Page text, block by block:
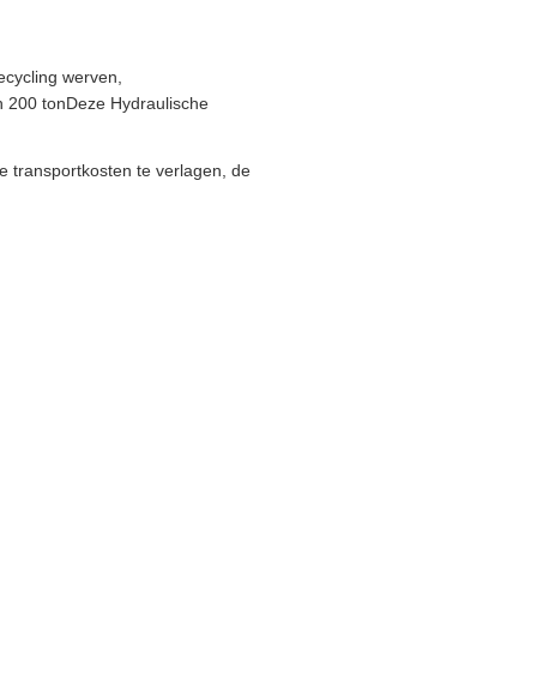
werven,
200 tonDeze Hydraulische
transportkosten te verlagen, de